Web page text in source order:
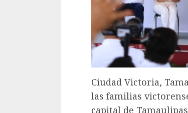
Ciudad Victoria,
las familias
capital de